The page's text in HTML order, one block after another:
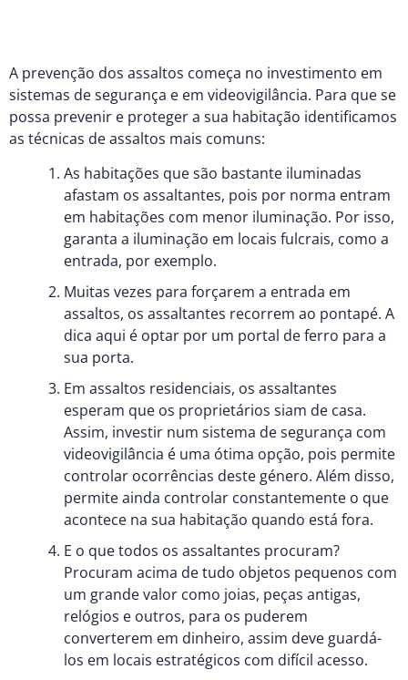
A prevenção dos assaltos começa no investimento em
sistemas de segurança e em videovigilância. Para que se
possa prevenir e proteger a sua habitação identificamos
as técnicas de assaltos mais comuns:
As habitações que são bastante iluminadas
afastam os assaltantes, pois por norma entram
em habitações com menor iluminação. Por isso,
garanta a iluminação em locais fulcrais, como a
entrada, por exemplo.
Muitas vezes para forçarem a entrada em
assaltos, os assaltantes recorrem ao pontapé. A
dica aqui é optar por um portal de ferro para a
sua porta.
Em assaltos residenciais, os assaltantes
esperam que os proprietários siam de casa.
Assim, investir num sistema de segurança com
videovigilância é uma ótima opção, pois permite
controlar ocorrências deste género. Além disso,
permite ainda controlar constantemente o que
acontece na sua habitação quando está fora.
E o que todos os assaltantes procuram?
Procuram acima de tudo objetos pequenos com
um grande valor como joias, peças antigas,
relógios e outros, para os puderem
converterem em dinheiro, assim deve guardá-
los em locais estratégicos com difícil acesso.